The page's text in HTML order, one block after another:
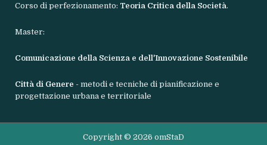
Corso di perfezionamento: Teoria Critica della Società.
Master:
Comunicazione della Scienza e dell'Innovazione Sostenibile
Città di Genere - metodi e tecniche di pianificazione e
progettazione urbana e territoriale
Copyright © 2026 omStaD